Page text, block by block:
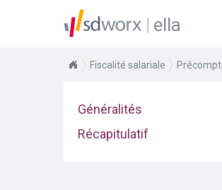
ella
Fiscalité salariale
Généralités
Récapitulatif